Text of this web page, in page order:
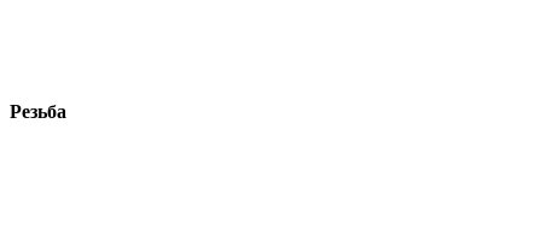
Резьба